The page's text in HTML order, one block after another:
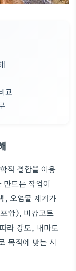
교
적 결합을 이용
만드는 작업이
, 오염물 제거가
함), 마감코트
라 강도, 내마모
목적에 맞는 시